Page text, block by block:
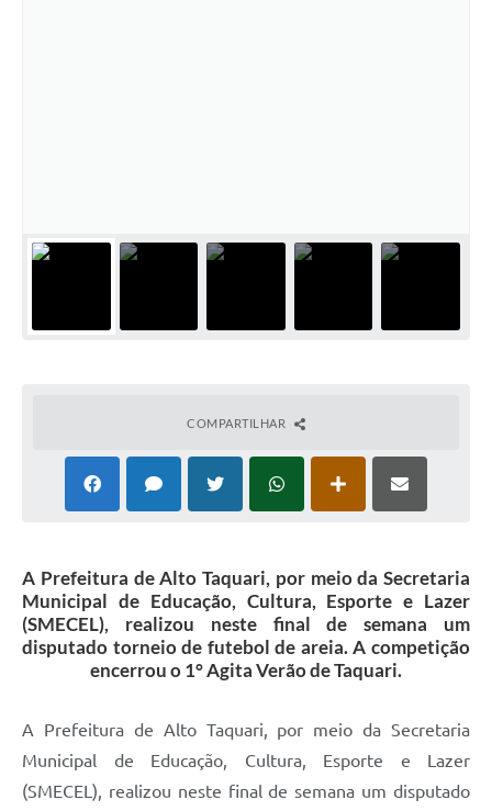
COMPARTILHAR
A Prefeitura de Alto Taquari, por meio da Secretaria
Municipal de Educação, Cultura, Esporte e Lazer
(SMECEL), realizou neste final de semana um
disputado torneio de futebol de areia. A competição
encerrou o 1° Agita Verão de Taquari.
A Prefeitura de Alto Taquari, por meio da Secretaria
Municipal de Educação, Cultura, Esporte e Lazer
(SMECEL), realizou neste final de semana um disputado